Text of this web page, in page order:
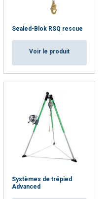
Sealed-Blok RSQ rescue
Voir le produit
Systèmes de trépied
Advanced